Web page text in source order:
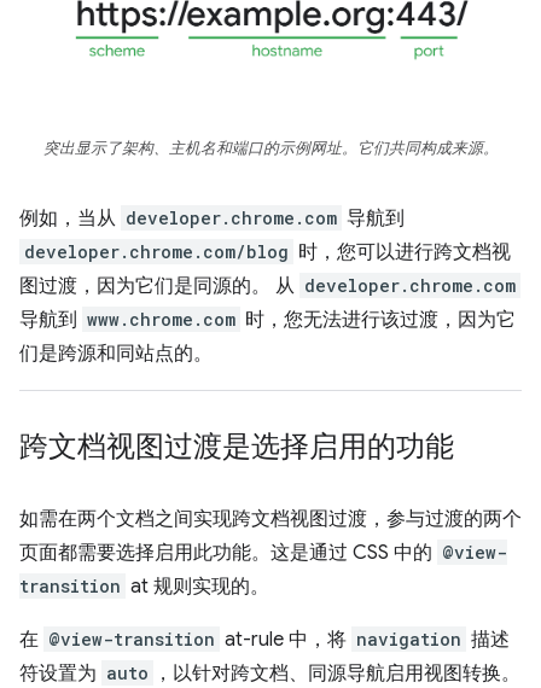
突出显示了架构、主机名和端口的示例网址。它们共同构成来源。
例如，当从 developer.chrome.com 导航到
developer.chrome.com/blog 时，您可以进行跨文档视
图过渡，因为它们是同源的。 从 developer.chrome.com
导航到 www.chrome.com 时，您无法进行该过渡，因为它
们是跨源和同站点的。
跨文档视图过渡是选择启用的功能
如需在两个文档之间实现跨文档视图过渡，参与过渡的两个
页面都需要选择启用此功能。这是通过 CSS 中的 @view-
transition at 规则实现的。
在 @view-transition at-rule 中，将 navigation 描述
符设置为 auto ，以针对跨文档、同源导航启用视图转换。